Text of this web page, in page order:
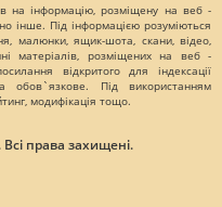
на інформацію, розміщену на веб -
інше. Під інформацією розуміються
малюнки, ящик-шота, скани, відео,
матеріалів, розміщених на веб -
відкритого для індексації
Під використанням
модифікація тощо.
права захищені.